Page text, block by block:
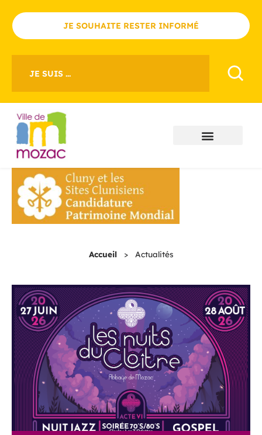
JE SOUHAITE RESTER INFORMÉ
JE SUIS ...
Accueil > Actualités